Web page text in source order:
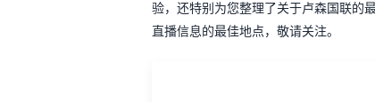
验，还特别为您整理了关于卢森国联的
直播信息的最佳地点，敬请关注。